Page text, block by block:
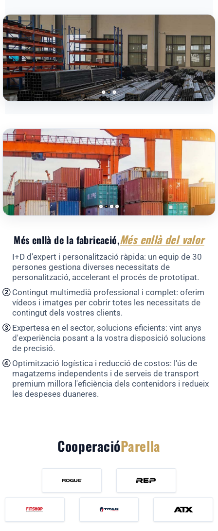
Més enllà de la fabricació,Més enllà del valor
I+D d'expert i personalització ràpida: un equip de 30
persones gestiona diverses necessitats de
personalització, accelerant el procés de prototipat.
② Contingut multimedià professional i complet: oferim
vídeos i imatges per cobrir totes les necessitats de
contingut dels vostres clients.
③ Expertesa en el sector, solucions eficients: vint anys
d'experiència posant a la vostra disposició solucions
de precisió.
④ Optimització logística i reducció de costos: l'ús de
magatzems independents i de serveis de transport
premium millora l'eficiència dels contenidors i redueix
les despeses duaneres.
CooperacióParella